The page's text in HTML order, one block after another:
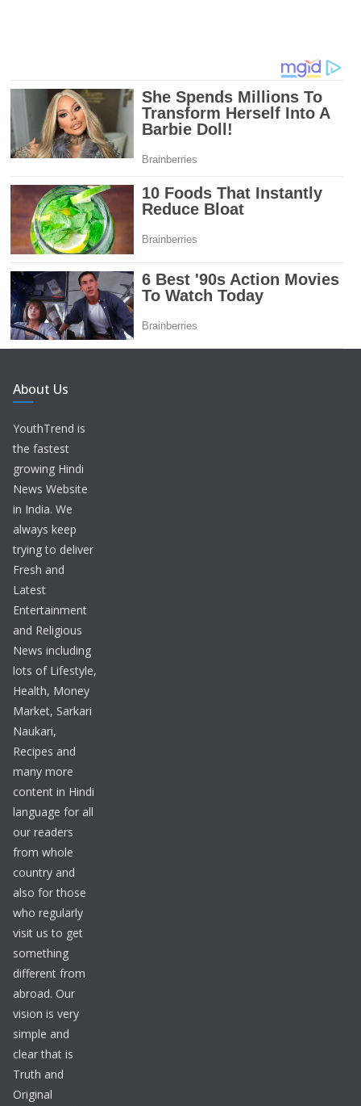
About Us
YouthTrend is
the fastest
growing Hindi
News Website
in India. We
always keep
trying to deliver
Fresh and
Latest
Entertainment
and Religious
News including
lots of Lifestyle,
Health, Money
Market, Sarkari
Naukari,
Recipes and
many more
content in Hindi
language for all
our readers
from whole
country and
also for those
who regularly
visit us to get
something
different from
abroad. Our
vision is very
simple and
clear that is
Truth and
Original